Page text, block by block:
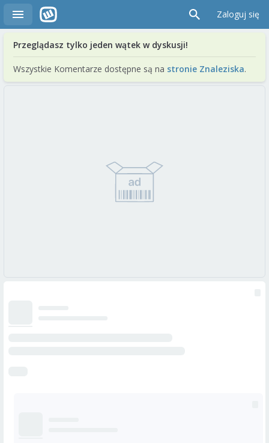
Zaloguj się
Przeglądasz tylko jeden wątek w dyskusji!
Wszystkie Komentarze dostępne są na stronie Znaleziska.